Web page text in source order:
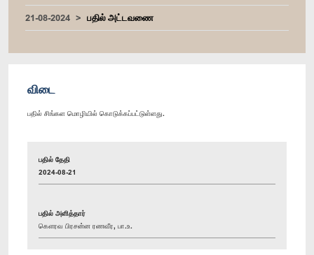
21-08-2024
பதில் அட்டவணை
விடை
பதில் சிங்கள மொழியில் கொடுக்கப்பட்டுள்ளது.
பதில் தேதி
2024-08-21
பதில் அளித்தார்
கௌரவ பிரசன்ன ரணவீர, பா.உ.